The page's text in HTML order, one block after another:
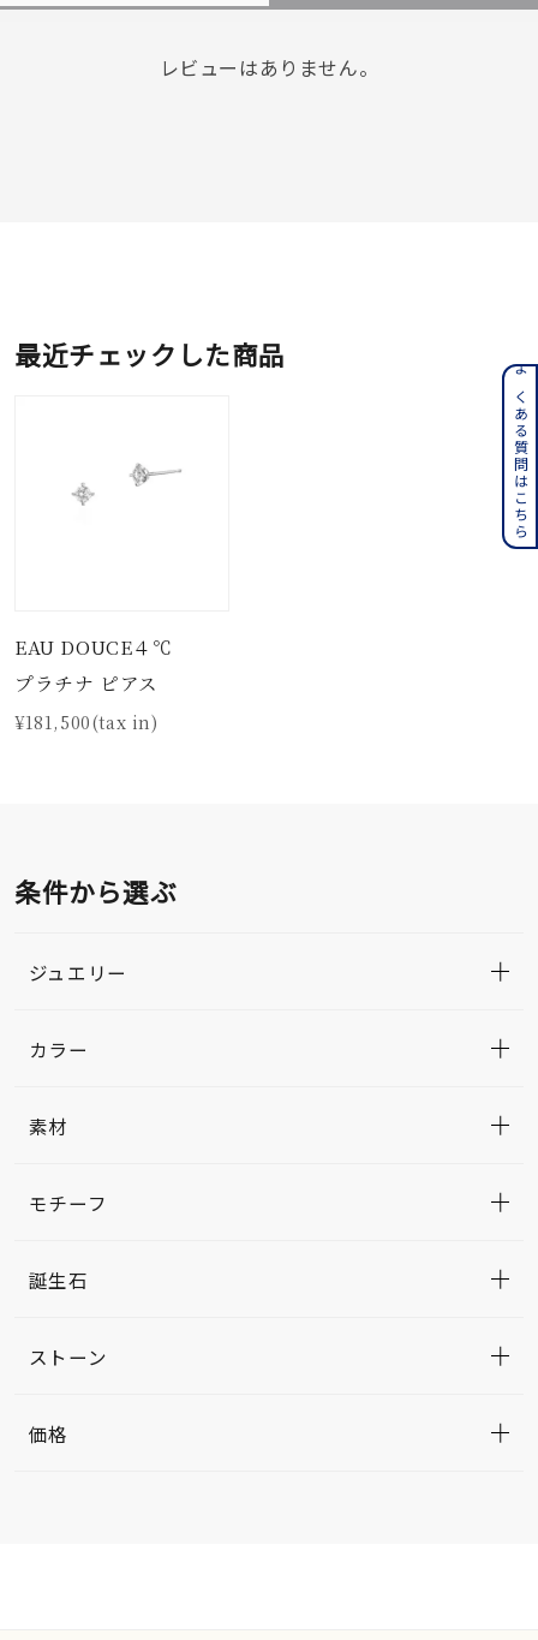
レビューはありません。
最近チェックした商品
EAU DOUCE４℃
プラチナ ピアス
¥181,500(tax in)
条件から選ぶ
ジュエリー
カラー
素材
モチーフ
誕生石
ストーン
価格
よくある質問はこちら